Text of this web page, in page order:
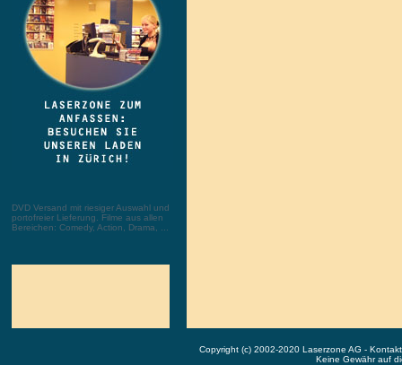
DVD Versand mit riesiger Auswahl und
portofreier Lieferung. Filme aus allen
Bereichen: Comedy, Action, Drama, ...
Copyright (c) 2002-2020 Laserzone AG -
Keine Gewähr auf